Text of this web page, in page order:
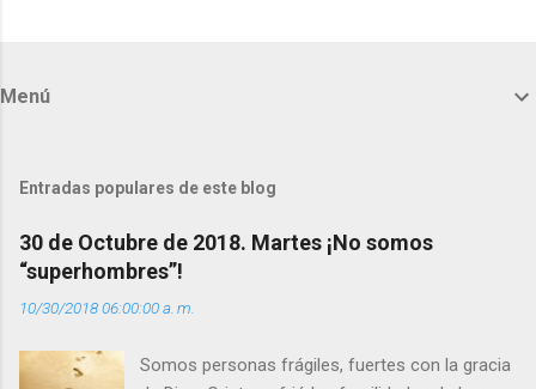
t
r
i
o
s
Menú
Entradas populares de este blog
30 de Octubre de 2018. Martes ¡No somos
“superhombres”!
10/30/2018 06:00:00 a. m.
Somos personas frágiles, fuertes con la gracia